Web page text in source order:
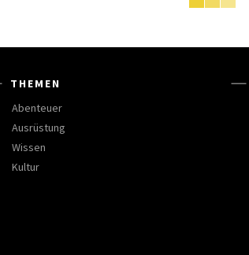
THEMEN
Abenteuer
Ausrüstung
Wissen
Kultur